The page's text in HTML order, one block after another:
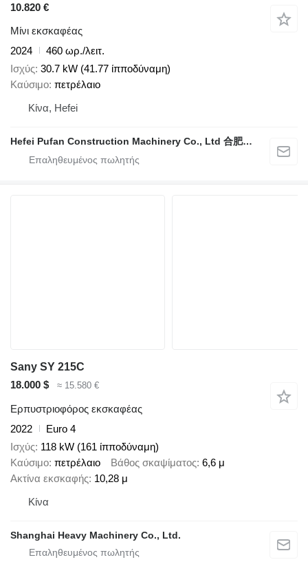
10.820 €
Μίνι εκσκαφέας
2024
460 ωρ./λειτ.
Ισχύς 30.7 kW (41.77 ίπποδύναμη)
Καύσιμο πετρέλαιο
Κίνα, Hefei
Hefei Pufan Construction Machinery Co., Ltd 合肥朴凡工程机械有限公司
Sany SY 215C
18.000 $
≈ 15.580 €
Ερπυστριοφόρος εκσκαφέας
2022
Euro 4
Ισχύς 118 kW (161 ίπποδύναμη)
Καύσιμο πετρέλαιο Βάθος σκαψίματος 6,6 μ
Ακτίνα εκσκαφής 10,28 μ
Κίνα
Shanghai Heavy Machinery Co., Ltd.